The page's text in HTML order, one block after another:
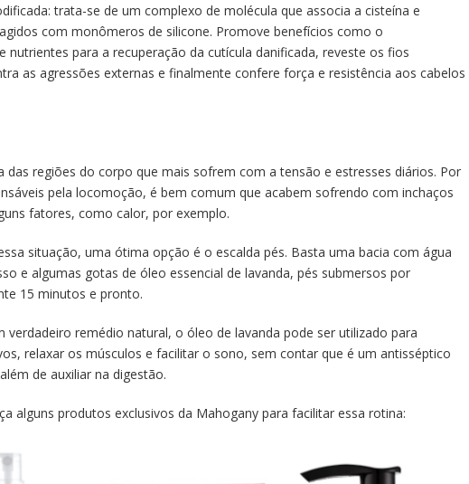
trata-se de um complexo de molécula que associa a cisteína e
com monômeros de silicone. Promove benefícios como o
nutrientes para a recuperação da cutícula danificada, reveste os fios
as agressões externas e finalmente confere força e resistência aos cabelos
das regiões do corpo que mais sofrem com a tensão e estresses diários. Por
pela locomoção, é bem comum que acabem sofrendo com inchaços
fatores, como calor, por exemplo.
situação, uma ótima opção é o escalda pés. Basta uma bacia com água
e algumas gotas de óleo essencial de lavanda, pés submersos por
15 minutos e pronto.
verdadeiro remédio natural, o óleo de lavanda pode ser utilizado para
relaxar os músculos e facilitar o sono, sem contar que é um antisséptico
de auxiliar na digestão.
alguns produtos exclusivos da Mahogany para facilitar essa rotina: